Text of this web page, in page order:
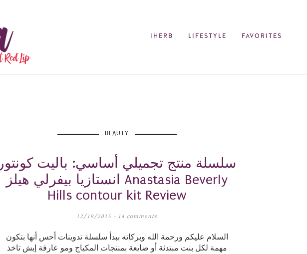
IHERB LIFESTYLE FAVORITES
BEAUTY
سلسلة منتج تجميلي أساسي: باليت كونتور
انستازيا بيفرلي هيلز Anastasia Beverly
Hills contour kit Review
12/19/2015 - 14 comments
السلام عليكم ورحمة الله وبركاته ببدأ سلسلة تدوينات أحس أنها بتكون
مهمة لكل بنت مبتدئة أو ضايعة بمنتجات المكياج ومو عارفة إيش تاخذ